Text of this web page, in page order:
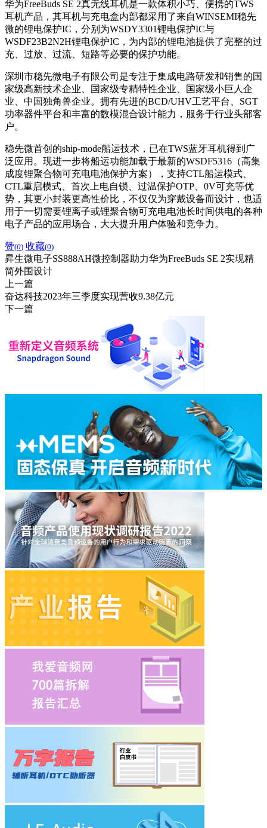
华为FreeBuds SE 2真无线耳机是一款体积小巧、便携的TWS
耳机产品，其耳机与充电盒内部都采用了来自WINSEMI稳先
微的锂电保护IC，分别为WSDY3301锂电保护IC与
WSDF23B2N2H锂电保护IC，为内部的锂电池提供了完整的过
充、过放、过流、短路等必要的保护功能。
深圳市稳先微电子有限公司是专注于集成电路研发和销售的国
家级高新技术企业、国家级专精特性企业、国家级小巨人企
业、中国独角兽企业。拥有先进的BCD/UHV工艺平台、SGT
功率器件平台和丰富的数模混合设计能力，服务于行业头部客
户。
稳先微首创的ship-mode船运技术，已在TWS蓝牙耳机得到广
泛应用。现进一步将船运功能加载于最新的WSDF5316（高集
成度锂聚合物可充电电池保护方案），支持CTL船运模式、
CTL重启模式、首次上电自锁、过温保护OTP、0V可充等优
势，其更小封装更高性价比，不仅仅为穿戴设备而设计，也适
用于一切需要锂离子或锂聚合物可充电电池长时间供电的各种
电子产品的应用场合，大大提升用户体验和竞争力。
赞(0) 收藏(0)
昇生微电子SS888AH微控制器助力华为FreeBuds SE 2实现精
简外围设计
上一篇
奋达科技2023年三季度实现营收9.38亿元
下一篇